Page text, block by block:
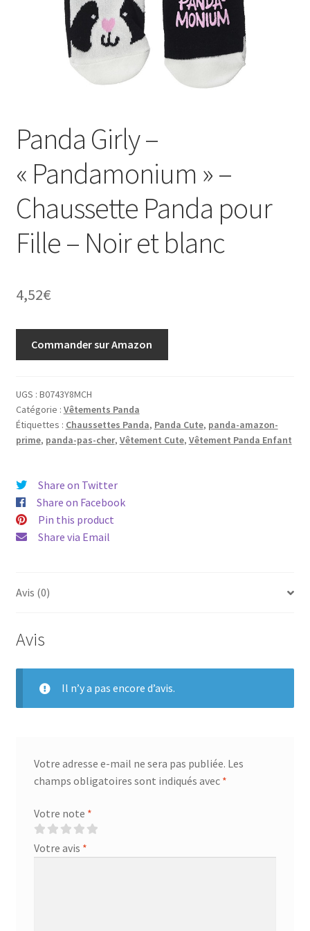
Panda Girly –
« Pandamonium » –
Chaussette Panda pour
Fille – Noir et blanc
4,52€
Commander sur Amazon
UGS : B0743Y8MCH
Catégorie : Vêtements Panda
Étiquettes : Chaussettes Panda, Panda Cute, panda-amazon-
prime, panda-pas-cher, Vêtement Cute, Vêtement Panda Enfant
Share on Twitter
Share on Facebook
Pin this product
Share via Email
Avis (0)
Avis
Il n’y a pas encore d’avis.
Votre adresse e-mail ne sera pas publiée. Les
champs obligatoires sont indiqués avec *
Votre note *
Votre avis *